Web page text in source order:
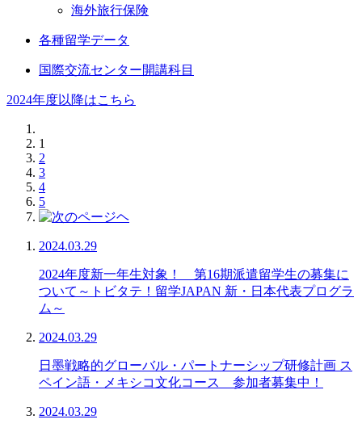
海外旅行保険
各種留学データ
国際交流センター開講科目
2024年度以降はこちら
1
2
3
4
5
2024.03.29
2024年度新一年生対象！ 第16期派遣留学生の募集に
ついて～トビタテ！留学JAPAN 新・日本代表プログラ
ム～
2024.03.29
日墨戦略的グローバル・パートナーシップ研修計画 ス
ペイン語・メキシコ文化コース 参加者募集中！
2024.03.29